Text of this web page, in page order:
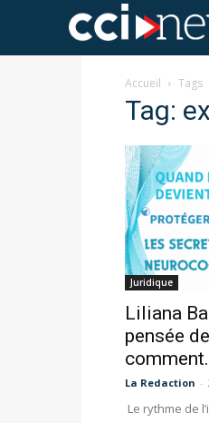
Accueil Tags
Tag:
Juridique
Liliana
pensée
La Redaction -
Le rythme de